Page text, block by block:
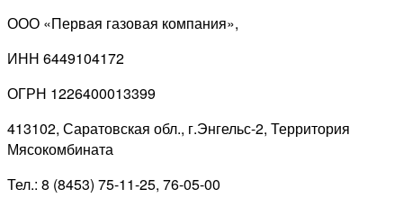
ООО «Первая газовая компания»,
ИНН 6449104172
ОГРН 1226400013399
413102, Саратовская обл., г.Энгельс-2, Территория
Мясокомбината
Тел.: 8 (8453) 75-11-25, 76-05-00